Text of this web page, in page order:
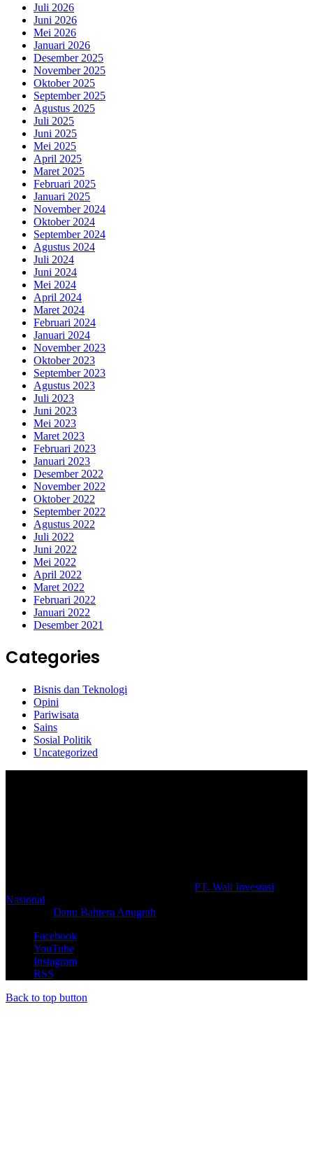
Juli 2026
Juni 2026
Mei 2026
Januari 2026
Desember 2025
November 2025
Oktober 2025
September 2025
Agustus 2025
Juli 2025
Juni 2025
Mei 2025
April 2025
Maret 2025
Februari 2025
Januari 2025
November 2024
Oktober 2024
September 2024
Agustus 2024
Juli 2024
Juni 2024
Mei 2024
April 2024
Maret 2024
Februari 2024
Januari 2024
November 2023
Oktober 2023
September 2023
Agustus 2023
Juli 2023
Juni 2023
Mei 2023
Maret 2023
Februari 2023
Januari 2023
Desember 2022
November 2022
Oktober 2022
September 2022
Agustus 2022
Juli 2022
Juni 2022
Mei 2022
April 2022
Maret 2022
Februari 2022
Januari 2022
Desember 2021
Categories
Bisnis dan Teknologi
Opini
Pariwisata
Sains
Sosial Politik
Uncategorized
PT. Wali Investasi
Nasional
Danu Bahtera Anugrah
Facebook
YouTube
Instagram
RSS
Back to top button